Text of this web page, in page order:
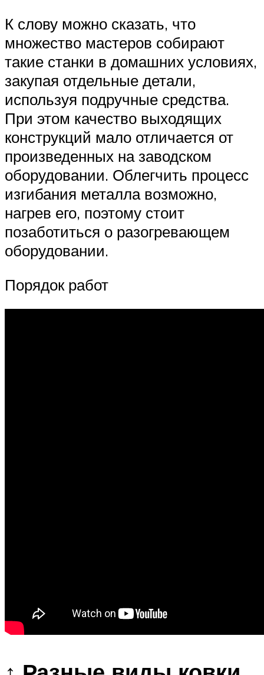
К слову можно сказать, что
множество мастеров собирают
такие станки в домашних условиях,
закупая отдельные детали,
используя подручные средства.
При этом качество выходящих
конструкций мало отличается от
произведенных на заводском
оборудовании. Облегчить процесс
изгибания металла возможно,
нагрев его, поэтому стоит
позаботиться о разогревающем
оборудовании.
Порядок работ